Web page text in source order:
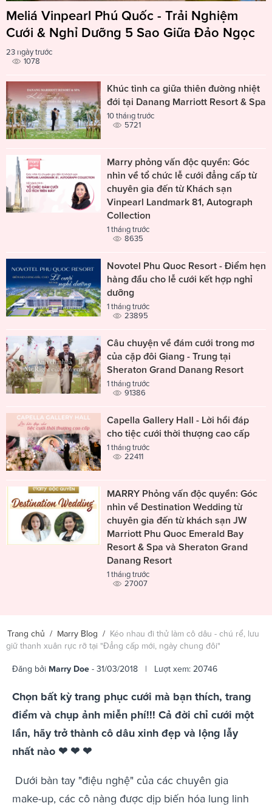
Meliá Vinpearl Phú Quốc - Trải Nghiệm
Cưới & Nghỉ Dưỡng 5 Sao Giữa Đảo Ngọc
23 ngày trước
1078
Khúc tình ca giữa thiên đường nhiệt
đới tại Danang Marriott Resort & Spa
10 tháng trước
5721
Marry phỏng vấn độc quyền: Góc
nhìn về tổ chức lễ cưới đẳng cấp từ
chuyên gia đến từ Khách sạn
Vinpearl Landmark 81, Autograph
Collection
1 tháng trước
8635
Novotel Phu Quoc Resort - Điểm hẹn
hàng đầu cho lễ cưới kết hợp nghỉ
dưỡng
1 tháng trước
23895
Câu chuyện về đám cưới trong mơ
của cặp đôi Giang - Trung tại
Sheraton Grand Danang Resort
1 tháng trước
91386
Capella Gallery Hall - Lời hồi đáp
cho tiệc cưới thời thượng cao cấp
1 tháng trước
22411
MARRY Phỏng vấn độc quyền: Góc
nhìn về Destination Wedding từ
chuyên gia đến từ khách sạn JW
Marriott Phu Quoc Emerald Bay
Resort & Spa và Sheraton Grand
Danang Resort
1 tháng trước
27007
Trang chủ / Marry Blog / Kéo nhau đi thử làm cô dâu - chú rể, lưu
giữ thanh xuân rực rỡ tại "Đẳng cấp mới, ngày chung đôi"
Đăng bởi Marry Doe - 31/03/2018 | Lượt xem: 20746
Chọn bất kỳ trang phục cưới mà bạn thích, trang
điểm và chụp ảnh miễn phí!!! Cả đời chỉ cưới một
lần, hãy trở thành cô dâu xinh đẹp và lộng lẫy
nhất nào ❤ ❤ ❤
Dưới bàn tay "điệu nghệ" của các chuyên gia
make-up, các cô nàng được dịp biến hóa lung linh